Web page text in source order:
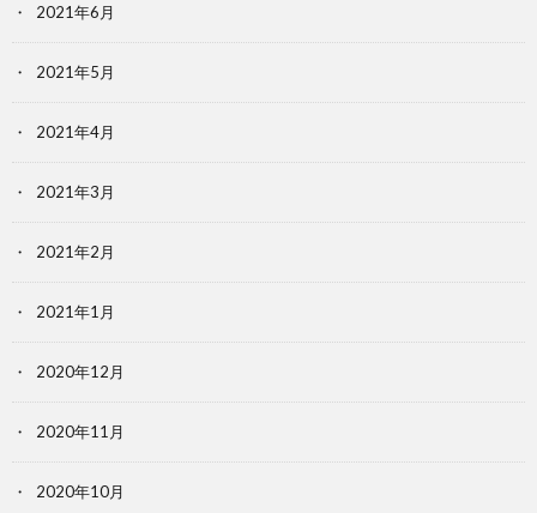
2021年6月
2021年5月
2021年4月
2021年3月
2021年2月
2021年1月
2020年12月
2020年11月
2020年10月